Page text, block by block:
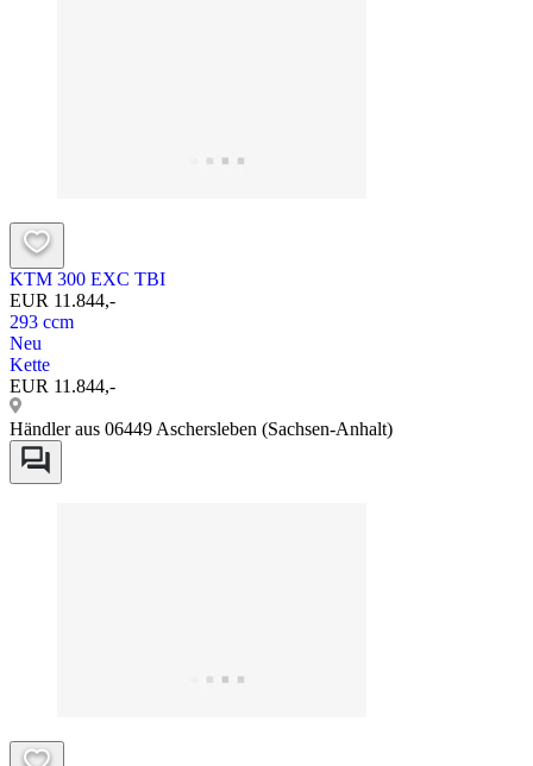
KTM 300 EXC TBI
EUR 11.844,-
293 ccm
Neu
Kette
EUR 11.844,-
Händler aus 06449 Aschersleben (Sachsen-Anhalt)